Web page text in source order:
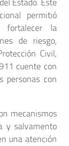
Estado. Este
permitió
fortalecer la
de riesgo,
Civil,
cuente con
personas con
mecanismos
y salvamento
una atención